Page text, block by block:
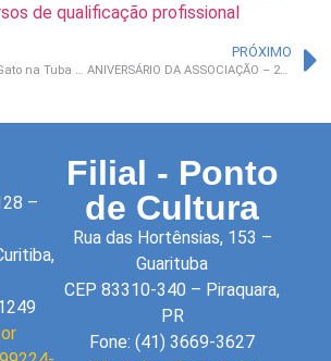
de qualificação profissional
Projeto Coro Infantil Gato na Tuba 2010
PRÓXIMO
ANIVERSÁRIO DA ASSOCIAÇÃO – 22 ANOS
–
Filial - Ponto
de Cultura
Rua das Hortênsias, 153 –
Guarituba
CEP 83310-340 – Piraquara,
PR
Fone: (41) 3669-3627